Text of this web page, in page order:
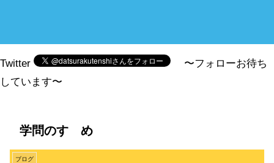
Twitter
〜フォローお待ち
しています〜
学問のすゝめ
ブログ